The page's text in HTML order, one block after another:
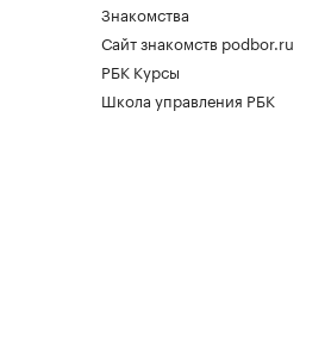
Знакомства
Сайт знакомств podbor.ru
РБК Курсы
Школа управления РБК